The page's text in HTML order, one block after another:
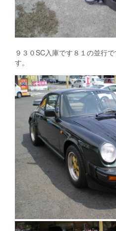
９３０SC入庫です８１の並行
す。